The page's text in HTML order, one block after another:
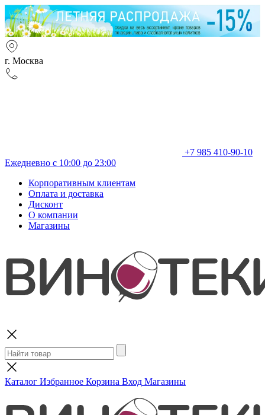
г. Москва
+7 985 410-90-10
Ежедневно с 10:00 до 23:00
Корпоративным клиентам
Оплата и доставка
Дисконт
О компании
Магазины
Каталог Избранное Корзина Вход Магазины